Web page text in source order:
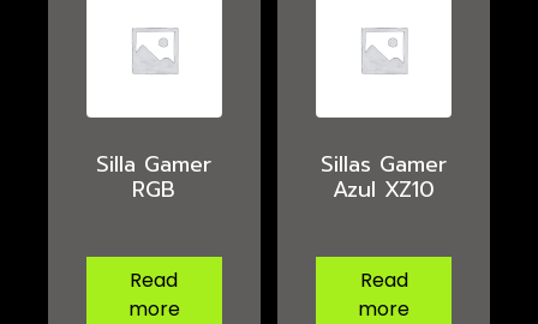
Silla Gamer
RGB
Read
more
Sillas Gamer
Azul XZ10
Read
more